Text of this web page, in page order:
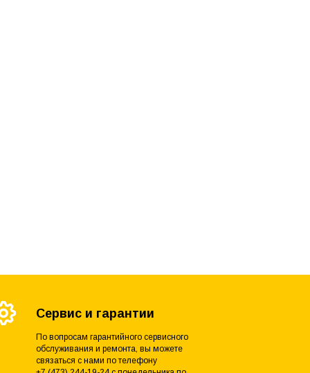
Сервис и гарантии
По вопросам гарантийного сервисного
обслуживания и ремонта, вы можете
связаться с нами по телефону